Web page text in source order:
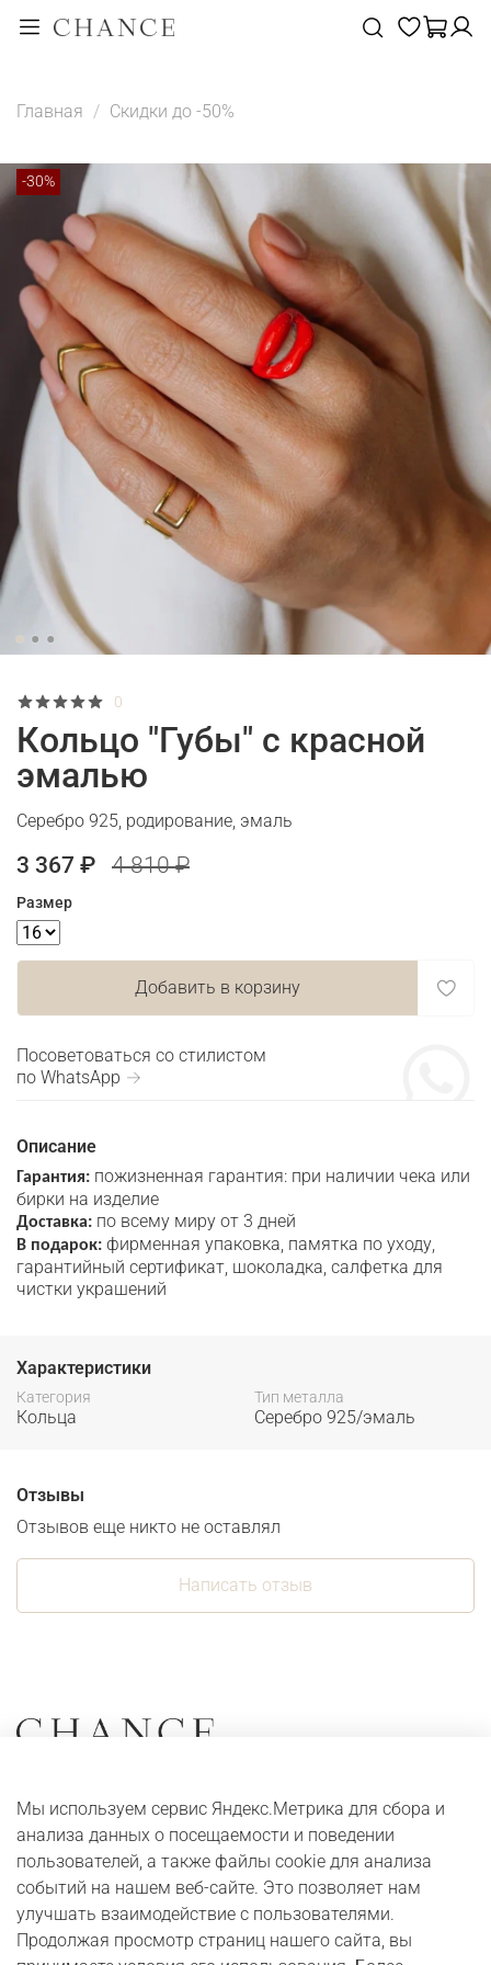
Главная Скидки до -50%
-30%
0
Кольцо "Губы" с красной
эмалью
Серебро 925, родирование, эмаль
3 367 ₽ 4 810 ₽
Размер
Добавить в корзину
Посоветоваться со стилистом
по WhatsApp →
Описание
Гарантия: пожизненная гарантия: при наличии чека или
бирки на изделие
Доставка: по всему миру от 3 дней
В подарок: фирменная упаковка, памятка по уходу,
гарантийный сертификат, шоколадка, салфетка для
чистки украшений
Характеристики
Категория
Кольца
Тип металла
Серебро 925/эмаль
Отзывы
Отзывов еще никто не оставлял
Написать отзыв
Серьги
Кольца
Колье
Браслеты
Адреса и контакты
Оплата и доставка
Digital журнал
Бонусная программа
Мы используем сервис Яндекс.Метрика для сбора и
анализа данных о посещаемости и поведении
пользователей, а также файлы cookie для анализа
событий на нашем веб-сайте. Это позволяет нам
улучшать взаимодействие с пользователями.
Продолжая просмотр страниц нашего сайта, вы